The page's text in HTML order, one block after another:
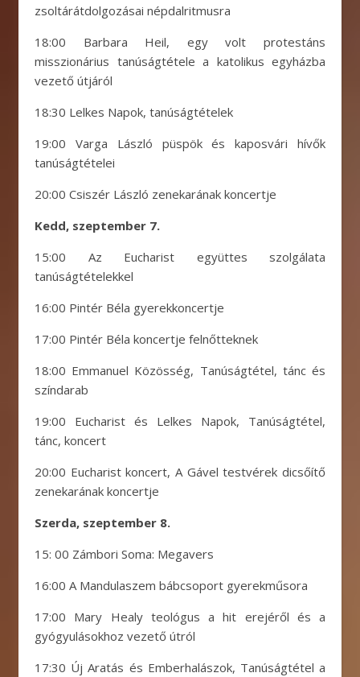
zsoltárátdolgozásai népdalritmusra
18:00 Barbara Heil, egy volt protestáns
misszionárius tanúságtétele a katolikus egyházba
vezető útjáról
18:30 Lelkes Napok, tanúságtételek
19:00 Varga László püspök és kaposvári hívők
tanúságtételei
20:00 Csiszér László zenekarának koncertje
Kedd, szeptember 7.
15:00 Az Eucharist együttes szolgálata
tanúságtételekkel
16:00 Pintér Béla gyerekkoncertje
17:00 Pintér Béla koncertje felnőtteknek
18:00 Emmanuel Közösség, Tanúságtétel, tánc és
színdarab
19:00 Eucharist és Lelkes Napok, Tanúságtétel,
tánc, koncert
20:00 Eucharist koncert, A Gável testvérek dicsőítő
zenekarának koncertje
Szerda, szeptember 8.
15: 00 Zámbori Soma: Megavers
16:00 A Mandulaszem bábcsoport gyerekműsora
17:00 Mary Healy teológus a hit erejéről és a
gyógyulásokhoz vezető útról
17:30 Új Aratás és Emberhalászok, Tanúságtétel a